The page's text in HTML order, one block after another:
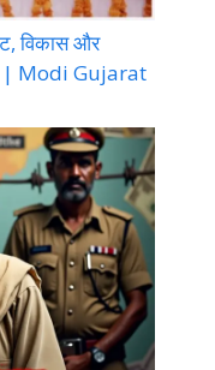
विकास और
| Modi Gujarat